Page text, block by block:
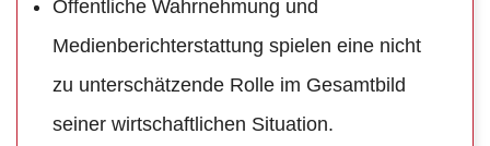
Öffentliche Wahrnehmung und
Medienberichterstattung spielen eine nicht
zu unterschätzende Rolle im Gesamtbild
seiner wirtschaftlichen Situation.